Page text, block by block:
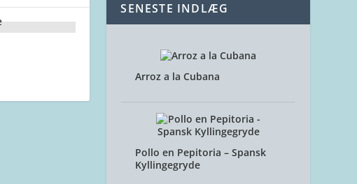
SENESTE INDLÆG
Arroz a la Cubana
Pollo en Pepitoria – Spansk
Kyllingegryde